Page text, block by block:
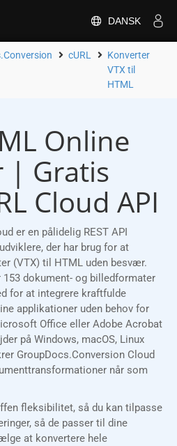
DANSK
cURL
Konverter
VTX til
HTML
Online
| Gratis
Cloud API
er en pålidelig REST API
der har brug for at
(VTX) til HTML uden besvær.
dokument- og billedformater
for at integrere kraftfulde
applikationer uden behov for
Office eller Adobe Acrobat
på Windows, macOS, Linux
GroupDocs.Conversion Cloud
når som
fleksibilitet, så du kan tilpasse
så de passer til dine
at konvertere hele